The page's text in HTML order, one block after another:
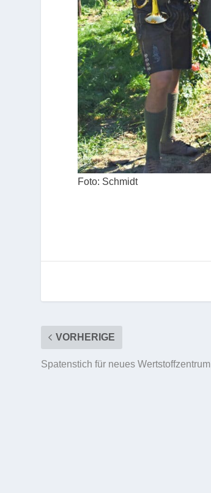
Foto: Schmidt
VORHERIGE
Spatenstich für neues Wertstoffzentrum